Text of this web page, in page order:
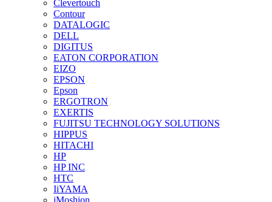
Clevertouch
Contour
DATALOGIC
DELL
DIGITUS
EATON CORPORATION
EIZO
EPSON
Epson
ERGOTRON
EXERTIS
FUJITSU TECHNOLOGY SOLUTIONS
HIPPUS
HITACHI
HP
HP INC
HTC
IiYAMA
iMoshion